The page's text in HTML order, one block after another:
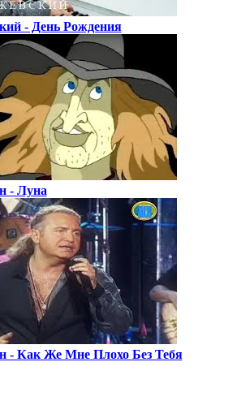
- День Рождения
- Луна
- Как Же Мне Плохо Без Тебя